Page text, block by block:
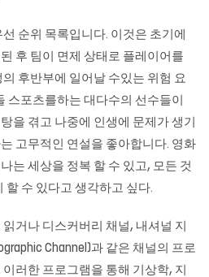
순위 목록입니다. 이것은 초기에
후 팀이 면제 상태로 플레이어를
후반부에 일어날 수있는 위험 요
스포츠를하는 대다수의 선수들이
을 겪고 나중에 인생에 문제가 생기
고무적인 연설을 좋아합니다. 영화
는 세상을 정복 할 수 있고, 모든 것
할 수 ​​있다고 생각하고 싶다.
거나 디스커버리 채널, 내셔널 지
Channel)과 같은 채널의 프로
러한 프로그램을 통해 기상학, 지